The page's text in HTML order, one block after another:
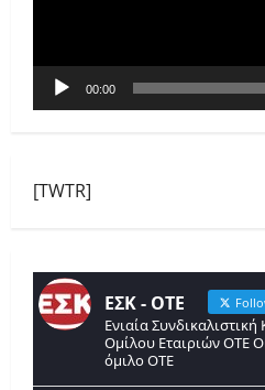
00:00
[TWTR]
ΕΣΚ - ΟΤΕ
Ενιαία
Ομίλου Εταιριών ΟΤΕ
όμιλο ΟΤΕ